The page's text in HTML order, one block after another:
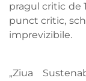
pragul critic de
punct critic,
imprevizibile.
„Ziua